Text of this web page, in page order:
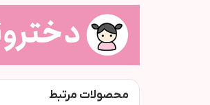
محصولات مرتبط